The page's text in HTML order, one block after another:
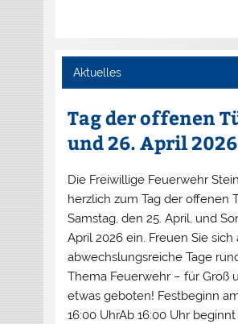
Aktuelles
Tag der offenen
und 26. April 2026
Die Freiwillige Feuerwehr
herzlich zum Tag der offenen
Samstag, den 25. April, und
April 2026 ein. Freuen Sie sich
abwechslungsreiche Tage
Thema Feuerwehr – für Groß
etwas geboten! Festbeginn
16:00 UhrAb 16:00 Uhr